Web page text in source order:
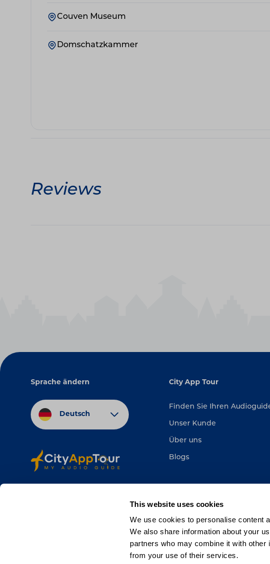
This website uses cookies
We use cookies to personalise content
We also share information about your
partners who may combine it with other
from your use of their services.
Couven Museum
Domschatzkammer
Reviews
Sprache ändern
Deutsch
City App Tour
Finden Sie Ihren
Unser Kunde
Über uns
Blogs